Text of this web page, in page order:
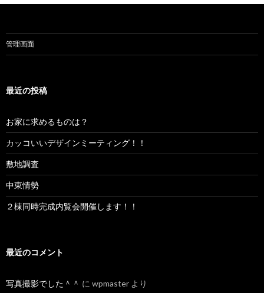
管理画面
最近の投稿
お家に求めるものは？
カッコいいデザインミーティング！！
敷地調査
中東情勢
２棟同時完成内覧会開催します！！
最近のコメント
写真撮影でした＾＾ に wpmaster より